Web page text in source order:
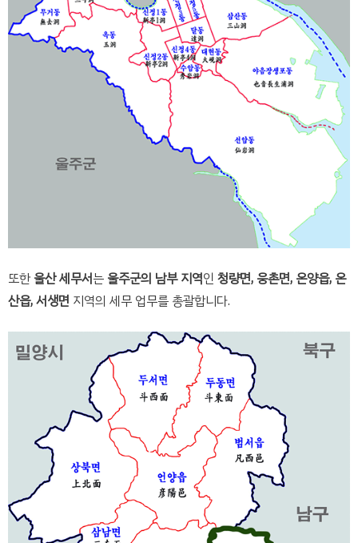
또한 울산 세무서는 울주군의 남부 지역인 청량면, 웅촌면, 온양읍, 온
산읍, 서생면 지역의 세무 업무를 총괄합니다.